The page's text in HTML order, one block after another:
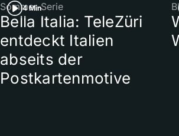
4 Min
Sommer-Serie
Bella Italia: TeleZüri
entdeckt Italien
abseits der
Postkartenmotive